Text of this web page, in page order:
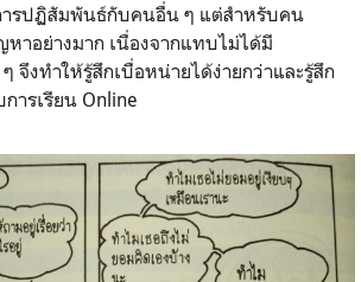
รปฏิสัมพันธ์กับคนอื่น ๆ แต่สำหรับคน
าอย่างมาก เนื่องจากแทบไม่ได้มี
งทำให้รู้สึกเบื่อหน่ายได้ง่ายกว่าและรู้สึก
ารเรียน Online